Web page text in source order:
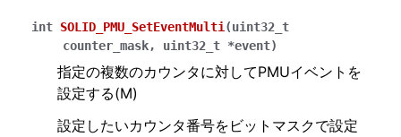
int SOLID_PMU_SetEventMulti (uint32_t
counter_mask, uint32_t *event)
指定の複数のカウンタに対してPMUイベントを
設定する(M)
設定したいカウンタ番号をビットマスクで設定